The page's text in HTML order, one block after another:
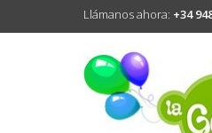
Llámanos ahora: +34